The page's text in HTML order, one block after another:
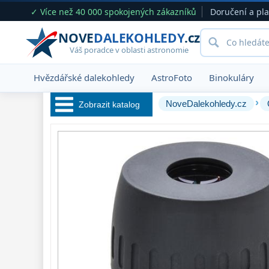
✓ Více než 40 000 spokojených zákazníků Doručení a
NOVEDALEKOHLEDY.cz
Váš poradce v oblasti astronomie
Hvězdářské dalekohledy AstroFoto Binokuláry
Zobrazit katalog
Plössl a Super
WA (52°-60°)
SWA (62°-78°)
UWA (80°-98°)
17
12
NoveDalekohledy.cz ›